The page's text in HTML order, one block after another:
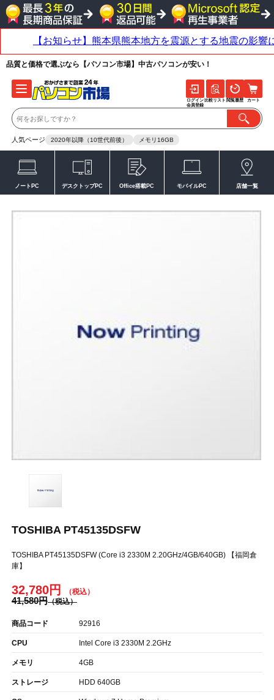
品質と価格で選ぶなら【パソコン市場】中古パソコンが安い！
人気ページ 2020年以降（10世代前後） メモリ16GB
ログイン
会員登録
比較リスト 閲覧履歴 カート
ノートPC デスクトップPC Office搭載PC モバイルPC 店舗一覧
TOSHIBA PT45135DSFW
TOSHIBA PT45135DSFW (Core i3 2330M 2.20GHz/4GB/640GB) 【福岡倉
庫】
32,780円
41,580円
商品コード 92916
CPU Intel Core i3 2330M 2.2GHz
メモリ 4GB
ストレージ HDD 640GB